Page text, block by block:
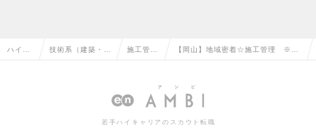
ハイク 技術系（建築・設 施工管理
の転職
【岡山】地域密着☆施工管理 ※土
※経験者募集の求人情報
若手ハイキャリアのスカウト転職